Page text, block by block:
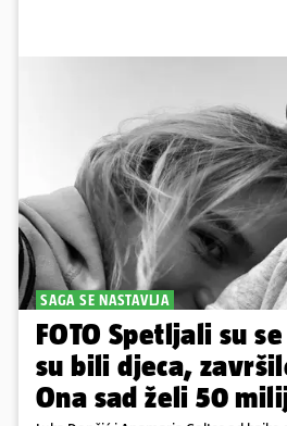
SAGA SE NASTAVLJA
FOTO Spetljali su
su bili djeca,
Ona sad želi 50